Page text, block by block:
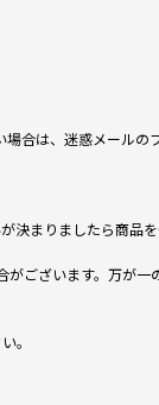
合は、迷惑メールの
決まりましたら商品を
ございます。万が一
。